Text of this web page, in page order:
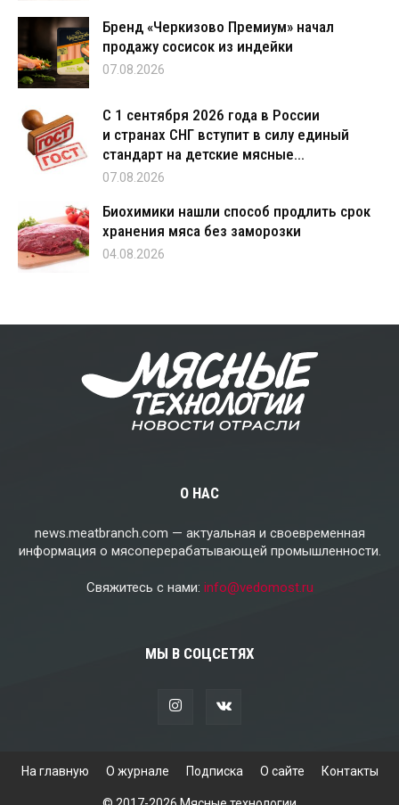
Бренд «Черкизово Премиум» начал
продажу сосисок из индейки
07.08.2026
С 1 сентября 2026 года в России
и странах СНГ вступит в силу единый
стандарт на детские мясные...
07.08.2026
Биохимики нашли способ продлить срок
хранения мяса без заморозки
04.08.2026
О НАС
news.meatbranch.com — актуальная и своевременная
информация о мясоперерабатывающей промышленности.
Свяжитесь с нами: info@vedomost.ru
МЫ В СОЦСЕТЯХ
На главную О журнале Подписка О сайте Контакты